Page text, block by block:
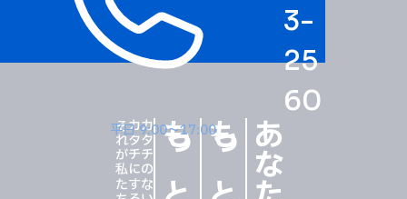
3-
25
60
平日 9:00〜17:00
カタチにする。